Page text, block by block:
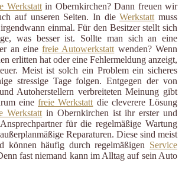
Werkstattin Obernkirchen? Dann freuen wir
auf unseren Seiten. In dieWerkstatt muss
einmal. Für den Besitzer stellt sich
was besser ist. Sollte man sich an eine
an einefreie Autowerkstatt wenden? Wenn
erlitten hat oder eine Fehlermeldung anzeigt,
Meist ist solch ein Problem ein sicheres
stressige Tage folgen. Entgegen der von
Autoherstellern verbreiteten Meinung gibt
einefreie Werkstatt die cleverere Lösung
Werkstatt in Obernkirchen ist ihr erster und
für die regelmäßige Wartung
Reparaturen. Diese sind meist
können häufig durch regelmäßigen Service
fast niemand kann im Alltag auf sein Auto